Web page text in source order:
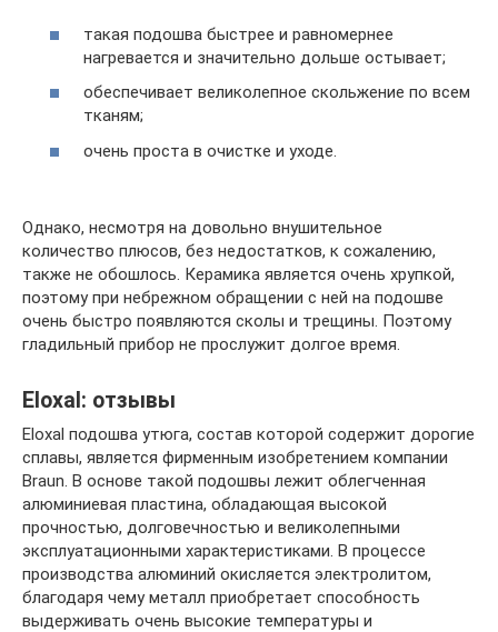
такая подошва быстрее и равномернее
нагревается и значительно дольше остывает;
обеспечивает великолепное скольжение по всем
тканям;
очень проста в очистке и уходе.
Однако, несмотря на довольно внушительное
количество плюсов, без недостатков, к сожалению,
также не обошлось. Керамика является очень хрупкой,
поэтому при небрежном обращении с ней на подошве
очень быстро появляются сколы и трещины. Поэтому
гладильный прибор не прослужит долгое время.
Eloxal: отзывы
Eloxal подошва утюга, состав которой содержит дорогие
сплавы, является фирменным изобретением компании
Braun. В основе такой подошвы лежит облегченная
алюминиевая пластина, обладающая высокой
прочностью, долговечностью и великолепными
эксплуатационными характеристиками. В процессе
производства алюминий окисляется электролитом,
благодаря чему металл приобретает способность
выдерживать очень высокие температуры и